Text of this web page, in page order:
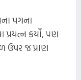
પગના
કર્યો, પણ
ઉપર જ પ્રાણ